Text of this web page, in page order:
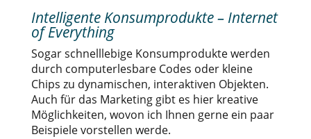
Intelligente Konsumprodukte – Internet
of Everything
Sogar schnelllebige Konsumprodukte werden
durch computerlesbare Codes oder kleine
Chips zu dynamischen, interaktiven Objekten.
Auch für das Marketing gibt es hier kreative
Möglichkeiten, wovon ich Ihnen gerne ein paar
Beispiele vorstellen werde.